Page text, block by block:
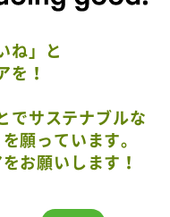
ね」と
を！
でサステナブルな
願っています。
お願いします！